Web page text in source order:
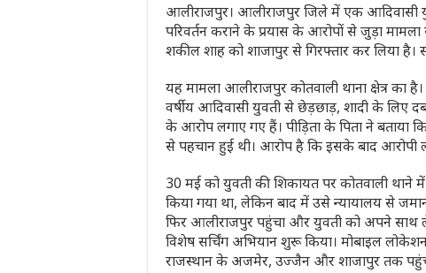
आलीराजपुर। आलीराजपुर जिले में एक
परिवर्तन कराने के प्रयास के आरोपों से जुड़ा
शकील शाह को शाजापुर से गिरफ्तार कर लिया
यह मामला आलीराजपुर कोतवाली थाना क्षेत्र का
वर्षीय आदिवासी युवती से छेड़छाड़, शादी के
के आरोप लगाए गए हैं। पीड़िता के पिता ने बताया
से पहचान हुई थी। आरोप है कि इसके बाद आरोपी
30 मई को युवती की शिकायत पर कोतवाली थाने
किया गया था, लेकिन बाद में उसे न्यायालय से
फिर आलीराजपुर पहुंचा और युवती को अपने साथ
विशेष सर्चिंग अभियान शुरू किया। मोबाइल
राजस्थान के अजमेर, उज्जैन और शाजापुर तक